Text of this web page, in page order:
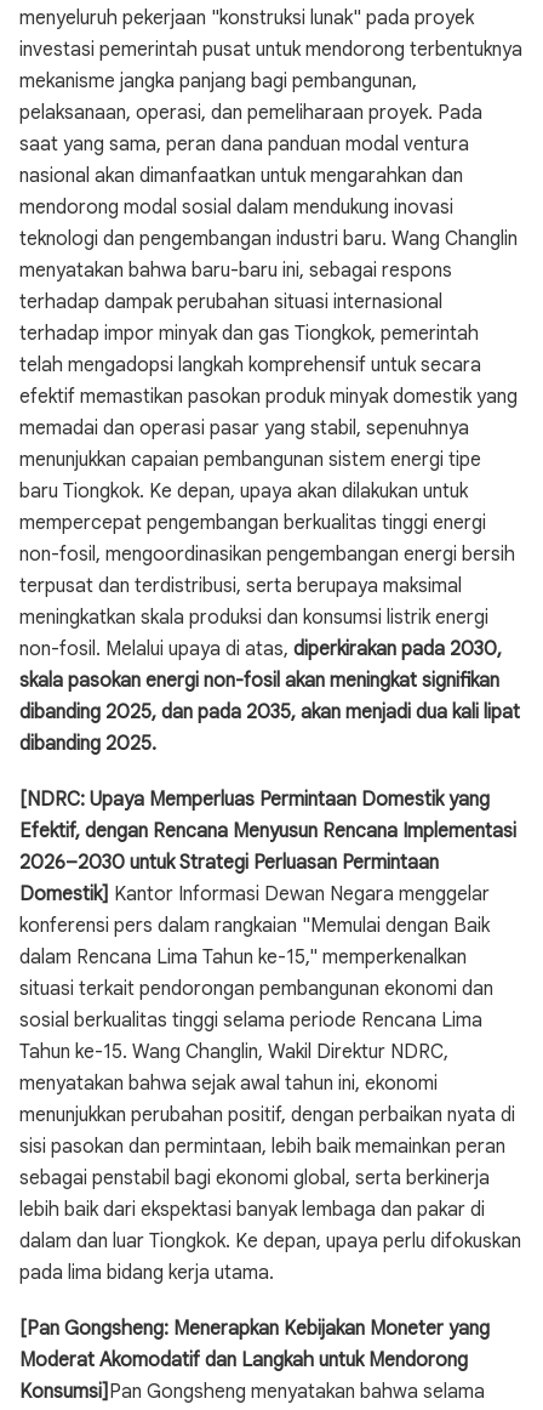
menyeluruh pekerjaan "konstruksi lunak" pada proyek
investasi pemerintah pusat untuk mendorong terbentuknya
mekanisme jangka panjang bagi pembangunan,
pelaksanaan, operasi, dan pemeliharaan proyek. Pada
saat yang sama, peran dana panduan modal ventura
nasional akan dimanfaatkan untuk mengarahkan dan
mendorong modal sosial dalam mendukung inovasi
teknologi dan pengembangan industri baru. Wang Changlin
menyatakan bahwa baru-baru ini, sebagai respons
terhadap dampak perubahan situasi internasional
terhadap impor minyak dan gas Tiongkok, pemerintah
telah mengadopsi langkah komprehensif untuk secara
efektif memastikan pasokan produk minyak domestik yang
memadai dan operasi pasar yang stabil, sepenuhnya
menunjukkan capaian pembangunan sistem energi tipe
baru Tiongkok. Ke depan, upaya akan dilakukan untuk
mempercepat pengembangan berkualitas tinggi energi
non-fosil, mengoordinasikan pengembangan energi bersih
terpusat dan terdistribusi, serta berupaya maksimal
meningkatkan skala produksi dan konsumsi listrik energi
non-fosil. Melalui upaya di atas, diperkirakan pada 2030,
skala pasokan energi non-fosil akan meningkat signifikan
dibanding 2025, dan pada 2035, akan menjadi dua kali lipat
dibanding 2025.
[NDRC: Upaya Memperluas Permintaan Domestik yang
Efektif, dengan Rencana Menyusun Rencana Implementasi
2026–2030 untuk Strategi Perluasan Permintaan
Domestik] Kantor Informasi Dewan Negara menggelar
konferensi pers dalam rangkaian "Memulai dengan Baik
dalam Rencana Lima Tahun ke-15," memperkenalkan
situasi terkait pendorongan pembangunan ekonomi dan
sosial berkualitas tinggi selama periode Rencana Lima
Tahun ke-15. Wang Changlin, Wakil Direktur NDRC,
menyatakan bahwa sejak awal tahun ini, ekonomi
menunjukkan perubahan positif, dengan perbaikan nyata di
sisi pasokan dan permintaan, lebih baik memainkan peran
sebagai penstabil bagi ekonomi global, serta berkinerja
lebih baik dari ekspektasi banyak lembaga dan pakar di
dalam dan luar Tiongkok. Ke depan, upaya perlu difokuskan
pada lima bidang kerja utama.
[Pan Gongsheng: Menerapkan Kebijakan Moneter yang
Moderat Akomodatif dan Langkah untuk Mendorong
Konsumsi] Pan Gongsheng menyatakan bahwa selama